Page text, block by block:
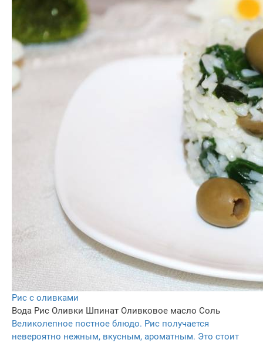
Рис с оливками
Вода Рис Оливки Шпинат Оливковое масло Соль
Великолепное постное блюдо. Рис получается
невероятно нежным, вкусным, ароматным. Это стоит